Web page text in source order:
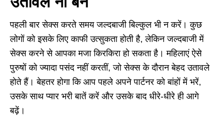
पहली बार सेक्‍स करते समय जल्‍दबाजी बिल्‍कुल भी न करें। कुछ
लोगों को इसके लिए काफी उत्सुकता होती है, लेकिन जल्‍दबाजी में
सेक्‍स करने से आपका मजा किरकिरा हो सकता है। महिलाएं ऐसे
पुरुषों को ज्यादा पसंद नहीं करतीं,जो सेक्‍स के दौरान बेहद उतावले
होते हैं। बेहतर होगा कि आप पहले अपने पार्टनर को बांहों में भरें,
उसके साथ प्‍यार भरी बातें करें और उसके बाद धीरे-धीरे ही आगे
बढ़ें।